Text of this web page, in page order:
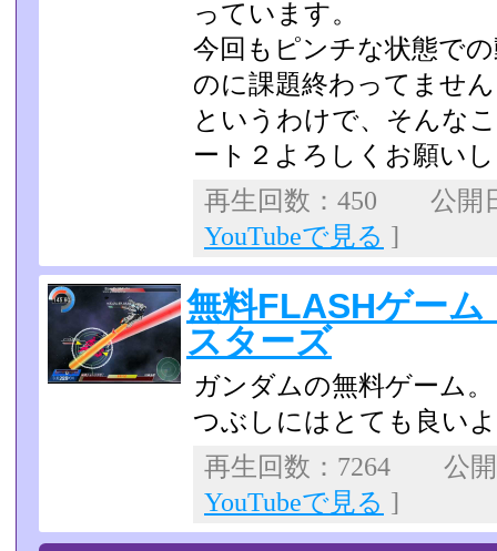
っています。
今回もピンチな状態で
のに課題終わってませ
というわけで、そんな
ート２よろしくお願い
再生回数：450 公
YouTubeで見る ]
無料FLASHゲー
スターズ
ガンダムの無料ゲーム
つぶしにはとても良い
再生回数：7264 公
YouTubeで見る ]